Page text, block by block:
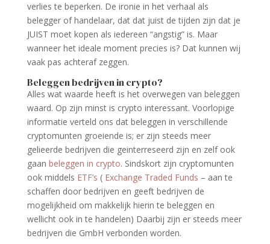
verlies te beperken. De ironie in het verhaal als
belegger of handelaar, dat dat juist de tijden zijn dat je
JUIST moet kopen als iedereen “angstig” is. Maar
wanneer het ideale moment precies is? Dat kunnen wij
vaak pas achteraf zeggen.
Beleggen bedrijven in crypto?
Alles wat waarde heeft is het overwegen van beleggen
waard. Op zijn minst is crypto interessant. Voorlopige
informatie verteld ons dat beleggen in verschillende
cryptomunten groeiende is; er zijn steeds meer
gelieerde bedrijven die geinterreseerd zijn en zelf ook
gaan beleggen in crypto. Sindskort zijn cryptomunten
ook middels ETF’s ( Exchange Traded Funds – aan te
schaffen door bedrijven en geeft bedrijven de
mogelijkheid om makkelijk hierin te beleggen en
wellicht ook in te handelen) Daarbij zijn er steeds meer
bedrijven die GmbH verbonden worden.